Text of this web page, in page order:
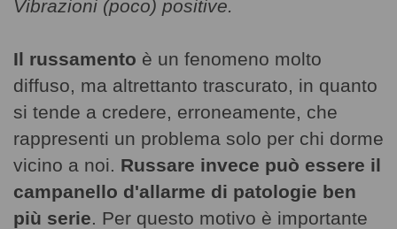
Vibrazioni (poco) positive.
Il russamento è un fenomeno molto
diffuso, ma altrettanto trascurato, in quanto
si tende a credere, erroneamente, che
rappresenti un problema solo per chi dorme
vicino a noi. Russare invece può essere il
campanello d'allarme di patologie ben
più serie. Per questo motivo è importante